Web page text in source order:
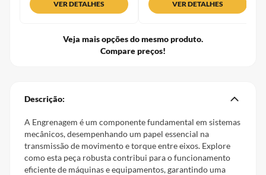
VER DETALHES VER DETALHES
Veja mais opções do mesmo produto.
Compare preços!
Descrição:
A Engrenagem é um componente fundamental em sistemas
mecânicos, desempenhando um papel essencial na
transmissão de movimento e torque entre eixos. Explore
como esta peça robusta contribui para o funcionamento
eficiente de máquinas e equipamentos, garantindo uma